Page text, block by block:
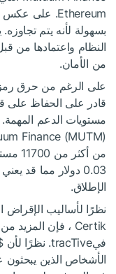
من الأمان.
على الرغم من حرق رمز ShibA inu (
قادر على الحفاظ على
مستويات الدعم
من
الإطلاق.
فيtracTive. نظرًا لأن